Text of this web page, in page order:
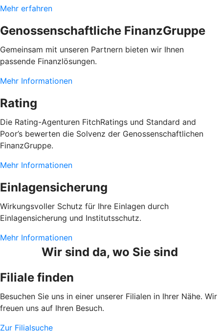
Mehr erfahren
Genossenschaftliche FinanzGruppe
Gemeinsam mit unseren Partnern bieten wir Ihnen
passende Finanzlösungen.
Mehr Informationen
Rating
Die Rating-Agenturen FitchRatings und Standard and
Poor’s bewerten die Solvenz der Genossenschaftlichen
FinanzGruppe.
Mehr Informationen
Einlagensicherung
Wirkungsvoller Schutz für Ihre Einlagen durch
Einlagensicherung und Institutsschutz.
Mehr Informationen
Wir sind da, wo Sie sind
Filiale finden
Besuchen Sie uns in einer unserer Filialen in Ihrer Nähe. Wir
freuen uns auf Ihren Besuch.
Zur Filialsuche